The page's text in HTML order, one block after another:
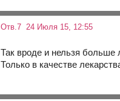
Отв.7 24 Июля 15, 12:55
Так вроде и нельзя больше
Только в качестве